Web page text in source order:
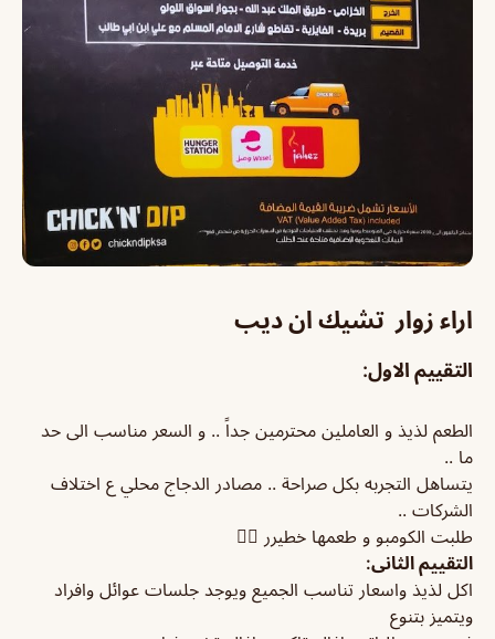
اراء زوار تشيك ان ديب
التقييم الاول:
الطعم لذيذ و العاملين محترمين جداً .. و السعر مناسب الى حد
ما ..
يتساهل التجربه بكل صراحة .. مصادر الدجاج محلي ع اختلاف
الشركات ..
طلبت الكومبو و طعمها خطيرر 👌🏻
التقييم الثانى:
اكل لذيذ واسعار تناسب الجميع ويوجد جلسات عوائل وافراد
ويتميز بتنوع